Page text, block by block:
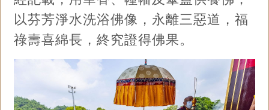
以芬芳淨水洗浴佛像，永離三惡道，福
祿壽喜綿長，終究證得佛果。